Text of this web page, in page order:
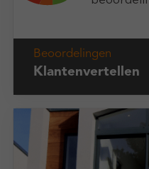
Beoordelingen
Klantenvertellen